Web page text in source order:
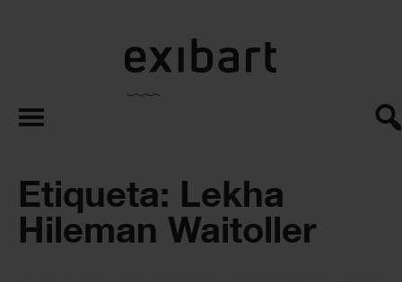
exibart.es
Etiqueta: Lekha
Hileman Waitoller